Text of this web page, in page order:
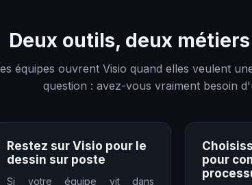
Deux outils, deux
équipes ouvrent Visio quand elles veulent
question : avez-vous vraiment besoin
Restez sur Visio pour le
dessin sur poste
Si votre équipe vit dans
pour